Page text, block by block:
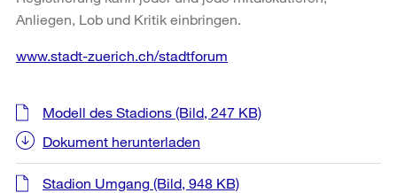
Anliegen, Lob und Kritik einbringen.
www.stadt-zuerich.ch/stadtforum
Weitere
Informationen
Modell des Stadions (Bild, 247 KB)
Dokument herunterladen
Stadion Umgang (Bild, 948 KB)